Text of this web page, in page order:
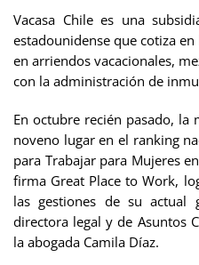
Vacasa Chile es una
estadounidense que cotiza
en arriendos vacacionales,
con la administración de
En octubre recién pasado, la
noveno lugar en el ranking
para Trabajar para Mujeres
firma Great Place to Work,
las gestiones de su actual
directora legal y de Asuntos
la abogada Camila Díaz.